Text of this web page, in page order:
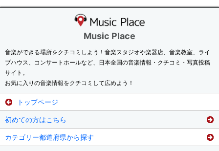
Music Place
音楽ができる場所をクチコミしよう！音楽スタジオや楽器店、音楽教室、ライ
ブハウス、コンサートホールなど、日本全国の音楽情報・クチコミ・写真投稿
サイト。
お気に入りの音楽情報をクチコミして広めよう！
トップページ
初めての方はこちら
カテゴリー都道府県から探す